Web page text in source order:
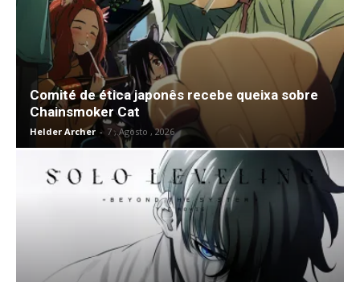
Comité de ética japonês recebe queixa sobre
Chainsmoker Cat
Helder Archer - 7 , Agosto , 2026